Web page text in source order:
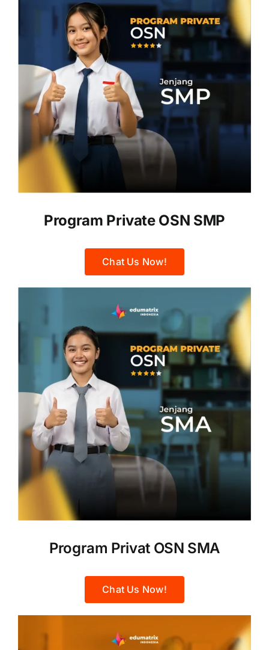
Program Private OSN SMP
Chat Us Now!
Program Privat OSN SMA
Chat Us Now!